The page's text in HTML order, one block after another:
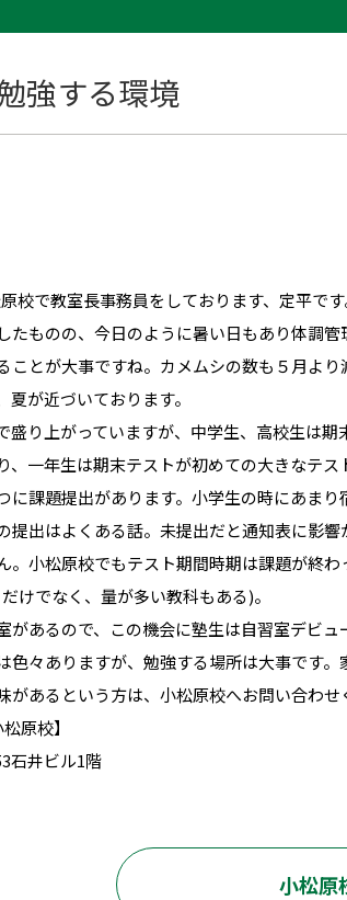
強する環境
校で教室長事務員をしております、定平です
たものの、今日のように暑い日もあり体調
ことが大事ですね。カメムシの数も５月よ
夏が近づいております。
盛り上がっていますが、中学生、高校生は
、一年生は期末テストが初めての大きなテ
に課題提出があります。小学生の時にあま
提出はよくある話。未提出だと通知表に影
。小松原校でもテスト期間時期は課題が終
けでなく、量が多い教科もある)。
があるので、この機会に塾生は自習室デビ
色々ありますが、勉強する場所は大事です
があるという方は、小松原校へお問い合わせ
原校】
石井ビル1階
小松原